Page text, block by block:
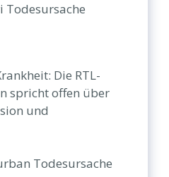
Todesursache
Die RTL-
spricht offen über
und
Todesursache